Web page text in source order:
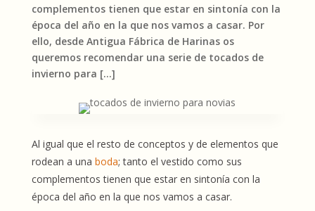
complementos tienen que estar en sintonía con la
época del año en la que nos vamos a casar. Por
ello, desde Antigua Fábrica de Harinas os
queremos recomendar una serie de tocados de
invierno para […]
Al igual que el resto de conceptos y de elementos que
rodean a una boda; tanto el vestido como sus
complementos tienen que estar en sintonía con la
época del año en la que nos vamos a casar.